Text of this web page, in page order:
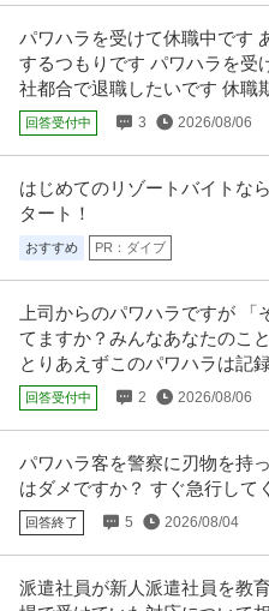
パワハラを受けて休職中です
するつもりです パワハラを受
社都合で退職したいです 休職
回答受付中 3 2026/08/06
はじめてのリゾートバイトな
タート！
おすすめ PR：ダイブ
上司からのパワハラですが
てますか？みんなあなたのこ
とりあえずこのパワハラは記
回答受付中 2 2026/08/06
パワハラ客を警察に刃物を持
はダメですか？ すぐ急行して
回答終了 5 2026/08/04
派遣社員が新人派遣社員を教